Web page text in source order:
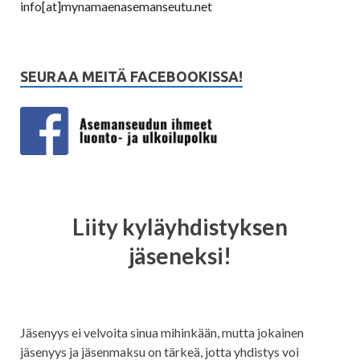
info[at]mynamaenasemanseutu.net
SEURAA MEITÄ FACEBOOKISSA!
Liity kyläyhdistyksen
jäseneksi!
Jäsenyys ei velvoita sinua mihinkään, mutta jokainen
jäsenyys ja jäsenmaksu on tärkeä, jotta yhdistys voi